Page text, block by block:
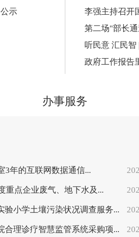
示
李强主持召开
第二场"部长
听民意 汇民
政府工作报告
办事服务
3年的互联网数据通信...
重点企业废气、地下水及...
验小学土壤污染状况调查服务...
合理诊疗智慧监管系统采购项...